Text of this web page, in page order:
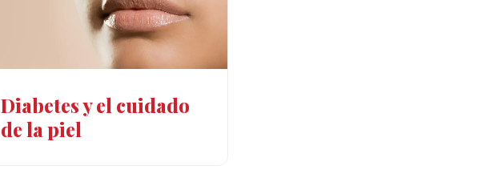
Diabetes y el cuidado
de la piel